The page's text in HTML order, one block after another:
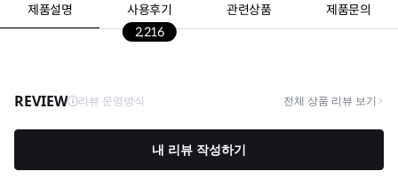
제품설명
사용후기
2,216
관련상품 제품문의